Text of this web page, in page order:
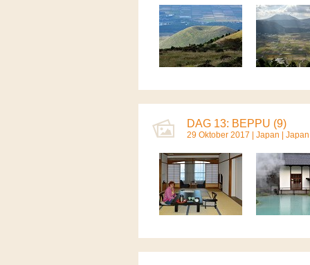
DAG 13: BEPPU (9)
29 Oktober 2017 | Japan Japan